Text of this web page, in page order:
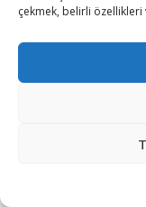
çekmek, belirli
SSB liderliğinde
2019 yılının
imzalanmıştı.
mühimmat
aviyonik
yüksek